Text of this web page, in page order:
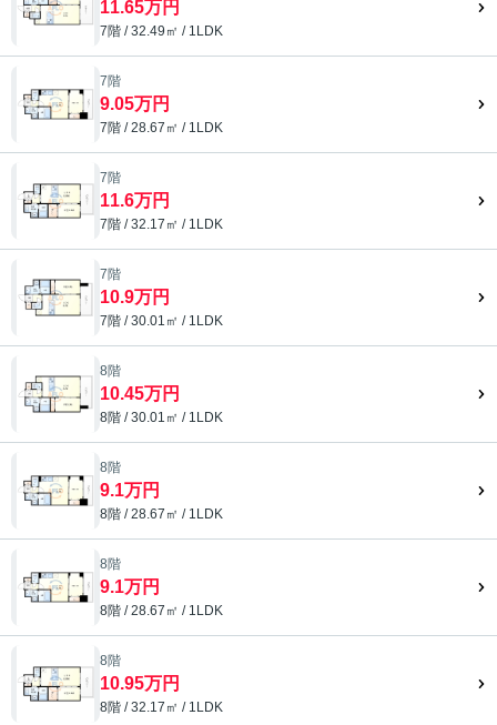
11.65万円
7階 / 32.49㎡ / 1LDK
7階
9.05万円
7階 / 28.67㎡ / 1LDK
7階
11.6万円
7階 / 32.17㎡ / 1LDK
7階
10.9万円
7階 / 30.01㎡ / 1LDK
8階
10.45万円
8階 / 30.01㎡ / 1LDK
8階
9.1万円
8階 / 28.67㎡ / 1LDK
8階
9.1万円
8階 / 28.67㎡ / 1LDK
8階
10.95万円
8階 / 32.17㎡ / 1LDK